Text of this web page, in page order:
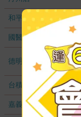
和平店
國醫加盟店
德明加盟店
台積店
嘉義耐斯店